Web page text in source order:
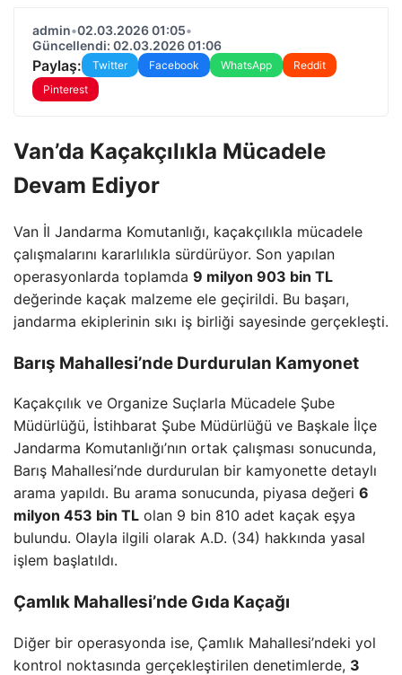
admin•02.03.2026 01:05•
Güncellendi: 02.03.2026 01:06
Paylaş: Twitter Facebook WhatsApp
Reddit
Pinterest
Van’da Kaçakçılıkla Mücadele
Devam Ediyor
Van İl Jandarma Komutanlığı, kaçakçılıkla mücadele
çalışmalarını kararlılıkla sürdürüyor. Son yapılan
operasyonlarda toplamda 9 milyon 903 bin TL
değerinde kaçak malzeme ele geçirildi. Bu başarı,
jandarma ekiplerinin sıkı iş birliği sayesinde gerçekleşti.
Barış Mahallesi’nde Durdurulan Kamyonet
Kaçakçılık ve Organize Suçlarla Mücadele Şube
Müdürlüğü, İstihbarat Şube Müdürlüğü ve Başkale İlçe
Jandarma Komutanlığı’nın ortak çalışması sonucunda,
Barış Mahallesi’nde durdurulan bir kamyonette detaylı
arama yapıldı. Bu arama sonucunda, piyasa değeri 6
milyon 453 bin TL olan 9 bin 810 adet kaçak eşya
bulundu. Olayla ilgili olarak A.D. (34) hakkında yasal
işlem başlatıldı.
Çamlık Mahallesi’nde Gıda Kaçağı
Diğer bir operasyonda ise, Çamlık Mahallesi’ndeki yol
kontrol noktasında gerçekleştirilen denetimlerde, 3